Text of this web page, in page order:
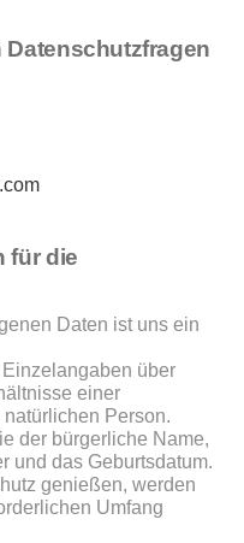
für die
Daten ist uns ein
über
einer
Person.
der bürgerliche Name,
und das Geburtsdatum.
genießen, werden
Umfang